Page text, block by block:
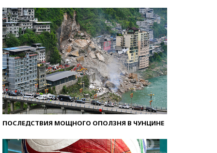
ПОСЛЕДСТВИЯ МОЩНОГО ОПОЛЗНЯ В ЧУНЦИНЕ